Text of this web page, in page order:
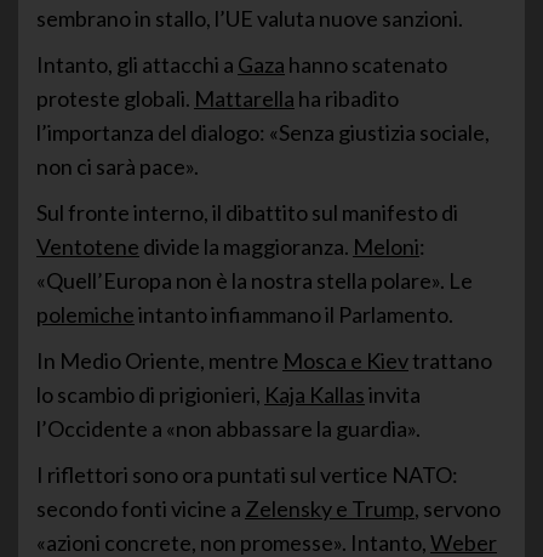
sembrano in stallo, l’UE valuta nuove sanzioni.
Intanto, gli attacchi a Gaza hanno scatenato
proteste globali. Mattarella ha ribadito
l’importanza del dialogo: «Senza giustizia sociale,
non ci sarà pace».
Sul fronte interno, il dibattito sul manifesto di
Ventotene divide la maggioranza. Meloni:
«Quell’Europa non è la nostra stella polare». Le
polemicheintanto infiammano il Parlamento.
In Medio Oriente, mentre Mosca e Kievtrattano
lo scambio di prigionieri, Kaja Kallasinvita
l’Occidente a «non abbassare la guardia».
I riflettori sono ora puntati sul vertice NATO:
secondo fonti vicine a Zelensky e Trump, servono
«azioni concrete, non promesse». Intanto,Weber